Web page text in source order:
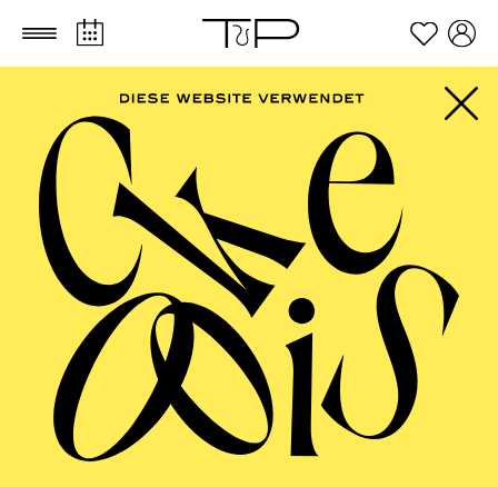
Zum Hauptinhalt springen Zum Footer springen